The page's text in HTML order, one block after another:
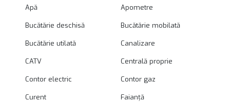
Apă Apometre
Bucătărie deschisă Bucătărie mobilată
Bucătărie utilată Canalizare
CATV Centrală proprie
Contor electric Contor gaz
Curent Faianță